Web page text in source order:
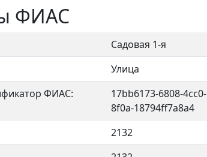
ФИАС
Садовая 1-я
Улица
ФИАС:
17bb6173-6808-4cc0-
8f0a-18794ff7a8a4
2132